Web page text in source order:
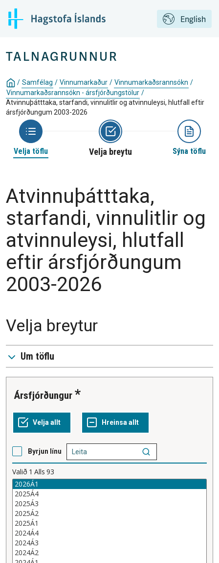
English
TALNAGRUNNUR
/ Samfélag / Vinnumarkaður / Vinnumarkaðsrannsókn /
Vinnumarkaðsrannsókn - ársfjórðungstölur /
Atvinnuþátttaka, starfandi, vinnulitlir og atvinnuleysi, hlutfall eftir
ársfjórðungum 2003-2026
Velja töflu Velja breytu Sýna töflu
Atvinnuþátttaka,
starfandi, vinnulitlir og
atvinnuleysi, hlutfall
eftir ársfjórðungum
2003-2026
Velja breytur
Um töflu
Ársfjórðungur
Byrjun línu
Valið 1 Alls 93